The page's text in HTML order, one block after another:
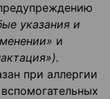
указания и
и
при аллергии